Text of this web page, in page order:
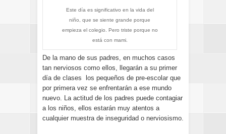
Este día es significativo en la vida del
niño, que se siente grande porque
empieza el colegio. Pero triste porque no
está con mami.
De la mano de sus padres, en muchos casos
tan nerviosos como ellos, llegarán a su primer
día de clases los pequeños de pre-escolar que
por primera vez se enfrentarán a ese mundo
nuevo. La actitud de los padres puede contagiar
a los niños, ellos estarán muy atentos a
cualquier muestra de inseguridad o nerviosismo.